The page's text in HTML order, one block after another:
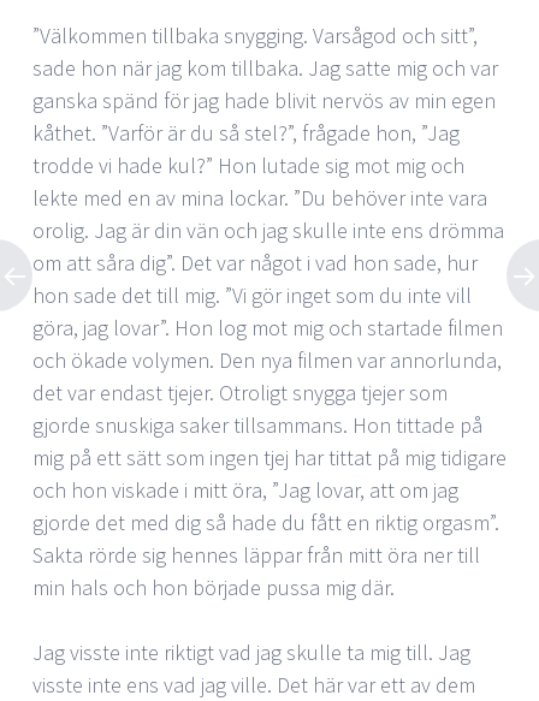
”Välkommen tillbaka snygging. Varsågod och sitt”,
sade hon när jag kom tillbaka. Jag satte mig och var
ganska spänd för jag hade blivit nervös av min egen
kåthet. ”Varför är du så stel?”, frågade hon, ”Jag
trodde vi hade kul?” Hon lutade sig mot mig och
lekte med en av mina lockar. ”Du behöver inte vara
orolig. Jag är din vän och jag skulle inte ens drömma
om att såra dig”. Det var något i vad hon sade, hur
hon sade det till mig. ”Vi gör inget som du inte vill
göra, jag lovar”. Hon log mot mig och startade filmen
och ökade volymen. Den nya filmen var annorlunda,
det var endast tjejer. Otroligt snygga tjejer som
gjorde snuskiga saker tillsammans. Hon tittade på
mig på ett sätt som ingen tjej har tittat på mig tidigare
och hon viskade i mitt öra, ”Jag lovar, att om jag
gjorde det med dig så hade du fått en riktig orgasm”.
Sakta rörde sig hennes läppar från mitt öra ner till
min hals och hon började pussa mig där.
Jag visste inte riktigt vad jag skulle ta mig till. Jag
visste inte ens vad jag ville. Det här var ett av dem